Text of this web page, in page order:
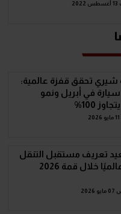
تحقق قفزة عالمية:
سيارة في أبريل ونمو
100%
تعريف مستقبل التنقل
العائلي عالميًا خلال قمة 2026